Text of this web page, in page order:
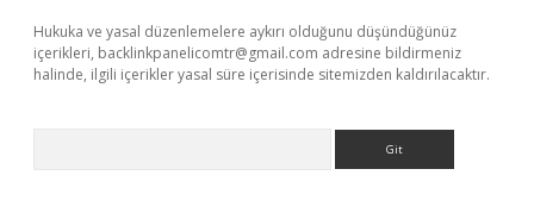
Hukuka ve yasal düzenlemelere aykırı olduğunu düşündüğünüz
içerikleri, backlinkpanelicomtr@gmail.com adresine bildirmeniz
halinde, ilgili içerikler yasal süre içerisinde sitemizden kaldırılacaktır.